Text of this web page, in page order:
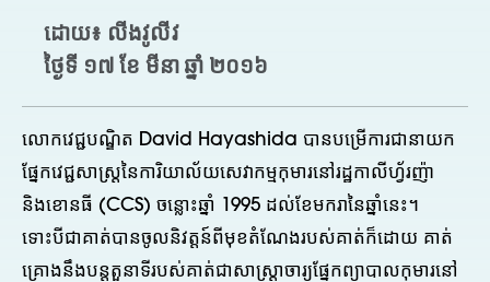
ដោយ៖ លីងវូលីវ
ថ្ងៃទី ១៧ ខែ មីនា ឆ្នាំ ២០១៦
លោកវេជ្ជបណ្ឌិត David Hayashida បានបម្រើការជានាយក
ផ្នែកវេជ្ជសាស្រ្តនៃការិយាល័យសេវាកម្មកុមារនៅរដ្ឋកាលីហ្វ័រញ៉ា
និងខោនធី (CCS) ចន្លោះឆ្នាំ 1995 ដល់ខែមករានៃឆ្នាំនេះ។
ទោះបីជាគាត់បានចូលនិវត្តន៍ពីមុខតំណែងរបស់គាត់ក៏ដោយ គាត់
គ្រោងនឹងបន្តតួនាទីរបស់គាត់ជាសាស្រ្តាចារ្យផ្នែកព្យាបាលកុមារនៅ